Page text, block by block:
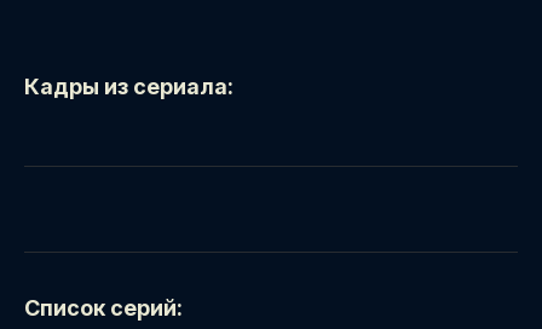
Кадры из сериала:
Список серий: